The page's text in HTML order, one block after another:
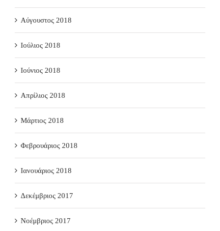
Αύγουστος 2018
Ιούλιος 2018
Ιούνιος 2018
Απρίλιος 2018
Μάρτιος 2018
Φεβρουάριος 2018
Ιανουάριος 2018
Δεκέμβριος 2017
Νοέμβριος 2017